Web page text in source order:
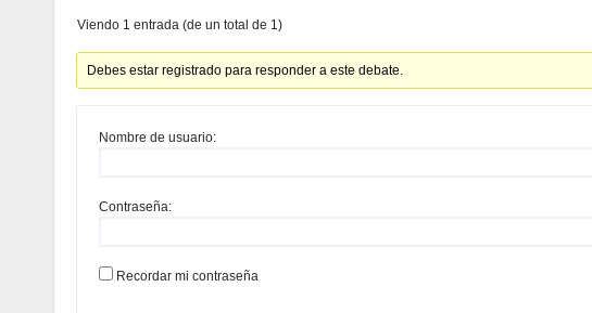
Viendo 1 entrada (de un total de 1)
Debes estar registrado para responder a este debate.
Nombre de usuario:
Contraseña:
Recordar mi contraseña